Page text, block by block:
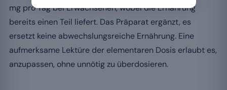
mg pro Tag bei Erwachsenen, wobei die Ernährung
bereits einen Teil liefert. Das Präparat ergänzt, es
ersetzt keine abwechslungsreiche Ernährung. Eine
aufmerksame Lektüre der elementaren Dosis erlaubt es,
anzupassen, ohne unnötig zu überdosieren.